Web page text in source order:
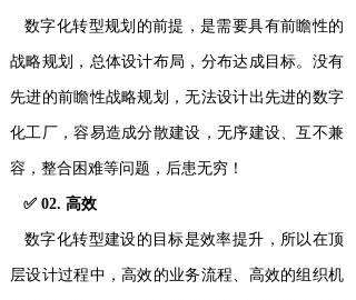
数字化转型规划的前提，是需要具有前瞻性的
战略规划，总体设计布局，分布达成目标。没有
先进的前瞻性战略规划，无法设计出先进的数字
化工厂，容易造成分散建设，无序建设、互不兼
容，整合困难等问题，后患无穷！
✅ 02. 高效
数字化转型建设的目标是效率提升，所以在顶
层设计过程中，高效的业务流程、高效的组织机